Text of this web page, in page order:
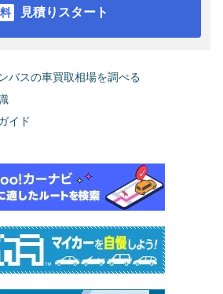
見積りスタート
バスの車買取相場を調べる
イド